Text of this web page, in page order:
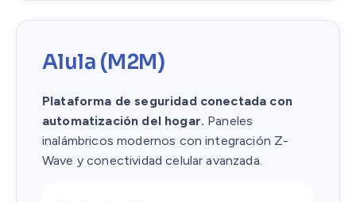
Alula (M2M)
Plataforma de seguridad conectada con
automatización del hogar. Paneles
inalámbricos modernos con integración Z-
Wave y conectividad celular avanzada.